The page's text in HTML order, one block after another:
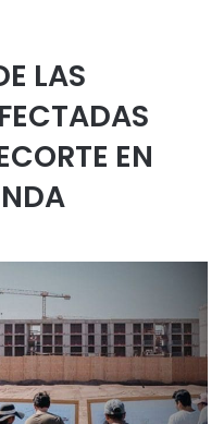
LAS
EN